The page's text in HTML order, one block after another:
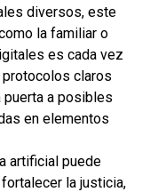
diversos, este
la familiar o
es cada vez
protocolos claros
puerta a posibles
en elementos
artificial puede
la justicia,